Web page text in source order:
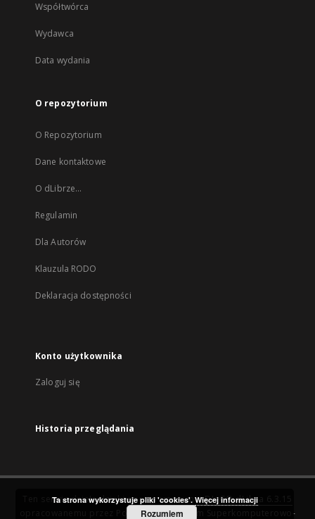
Współtwórca
Wydawca
Data wydania
O repozytorium
O Repozytorium
Dane kontaktowe
O dLibrze...
Regulamin
Dla Autorów
Klauzula RODO
Deklaracja dostępności
Konto użytkownika
Zaloguj się
Historia przeglądania
Ten serwis działa dzięki oprogramowaniuDInGO dLibra 6.3.15
Poznańskie Centrum Superkomputerowo-
Ta strona wykorzystuje pliki 'cookies'. Więcej informacji
Rozumiem